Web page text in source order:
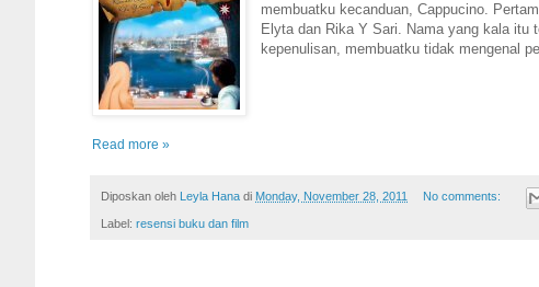
membuatku kecanduan, Cappucino.
Elyta dan Rika Y Sari. Nama yang kala itu
kepenulisan, membuatku tidak mengenal
Read more »
Diposkan oleh Leyla Hana di Monday, November 28, 2011 No comments:
Label: resensi buku dan film